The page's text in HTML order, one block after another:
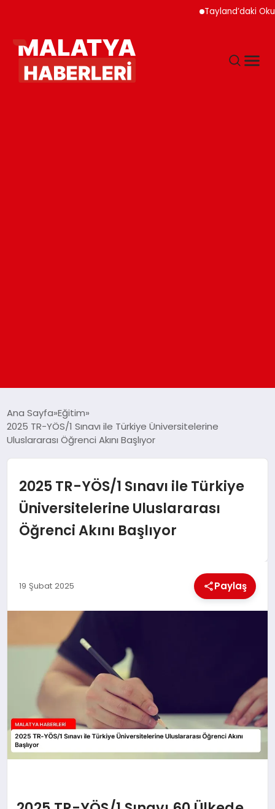
Tayland’daki Okul
GÜNDEM
DÜNYA
EĞITIM
MAGAZIN
TEKNOLOJI
Ana Sayfa Eğitim
2025 TR-YÖS/1 Sınavı ile Türkiye Üniversitelerine
Uluslararası Öğrenci Akını Başlıyor
2025 TR-YÖS/1 Sınavı ile Türkiye
Üniversitelerine Uluslararası
Öğrenci Akını Başlıyor
19 Şubat 2025 Paylaş